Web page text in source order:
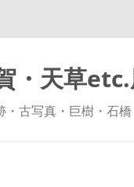
・天草
古写真・巨樹・石